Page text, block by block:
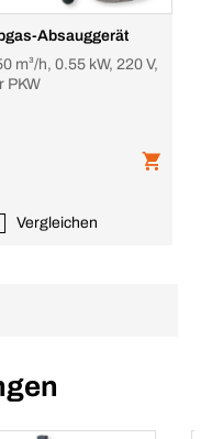
Absauggerät
m³/h, 0.55 kW, 220 V,
PKW
Vergleichen